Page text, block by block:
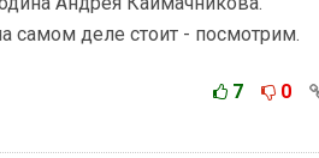
самом деле стоит - посмотрим.
7 0